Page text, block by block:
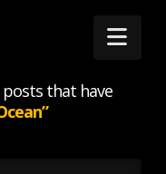
that have